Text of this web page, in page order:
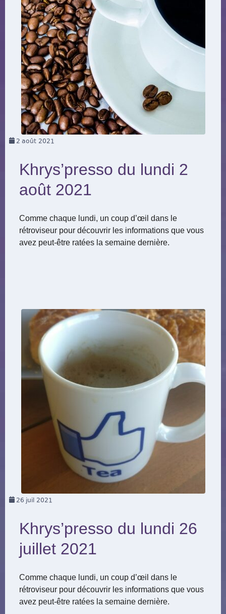
2 août 2021
Khrys’presso du lundi 2
août 2021
Comme chaque lundi, un coup d’œil dans le
rétroviseur pour découvrir les informations que vous
avez peut-être ratées la semaine dernière.
26 juil 2021
Khrys’presso du lundi 26
juillet 2021
Comme chaque lundi, un coup d’œil dans le
rétroviseur pour découvrir les informations que vous
avez peut-être ratées la semaine dernière.